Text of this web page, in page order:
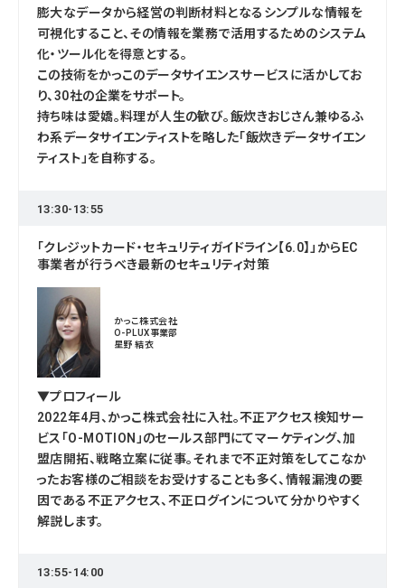
膨大なデータから経営の判断材料となるシンプルな情報を
可視化すること、その情報を業務で活用するためのシステム
化・ツール化を得意とする。
この技術をかっこのデータサイエンスサービスに活かしてお
り、30社の企業をサポート。
持ち味は愛嬌。料理が人生の歓び。飯炊きおじさん兼ゆるふ
わ系データサイエンティストを略した「飯炊きデータサイエン
ティスト」を自称する。
13:30-13:55
「クレジットカード・セキュリティガイドライン【6.0】」からEC
事業者が行うべき最新のセキュリティ対策
かっこ株式会社
O-PLUX事業部
星野 結衣
▼プロフィール
2022年4月、かっこ株式会社に入社。不正アクセス検知サー
ビス「O-MOTION」のセールス部門にてマーケティング、加
盟店開拓、戦略立案に従事。それまで不正対策をしてこなか
ったお客様のご相談をお受けすることも多く、情報漏洩の要
因である不正アクセス、不正ログインについて分かりやすく
解説します。
13:55-14:00